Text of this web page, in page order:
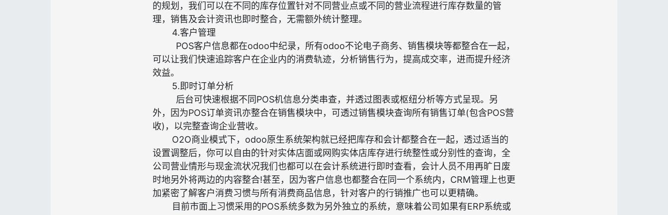
的规划，我们可以在不同的库存位置针对不同营业点或不同的营业流程进行库存数量的管
理，销售及会计资讯也即时整合，无需额外统计整理。
4.客户管理
POS客户信息都在odoo中纪录，所有odoo不论电子商务、销售模块等都整合在一起，
可以让我们快速追踪客户在企业内的消费轨迹，分析销售行为，提高成交率，进而提升经济
效益。
5.即时订单分析
后台可快速根据不同POS机信息分类串查，并透过图表或枢纽分析等方式呈现。另
外，因为POS订单资讯亦整合在销售模块中，可透过销售模块查询所有销售订单(包含POS营
收)，以完整查询企业营收。
O2O商业模式下，odoo原生系统架构就已经把库存和会计都整合在一起，透过适当的
设置调整后，你可以自由的针对实体店面或网购实体店库存进行统整性或分别性的查询，全
公司营业情形与现金流状况我们也都可以在会计系统进行即时查看，会计人员不用再旷日废
时地另外将两边的内容整合!甚至，因为客户信息也都整合在同一个系统内，CRM管理上也更
加紧密了解客户消费习惯与所有消费商品信息，针对客户的行销推广也可以更精确。
目前市面上习惯采用的POS系统多数为另外独立的系统，意味着公司如果有ERP系统或